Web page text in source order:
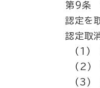
第9条
認定を
認定取
(1) 事
(2) 第
(3) 偽